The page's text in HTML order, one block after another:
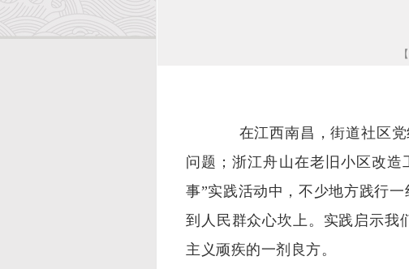
在江西南昌，街道社区党
问题；浙江舟山在老旧小区改
事”实践活动中，不少地方践行
到人民群众心坎上。实践启示我
主义顽疾的一剂良方。